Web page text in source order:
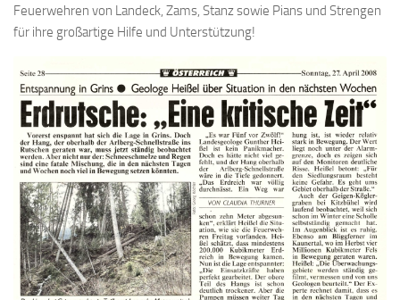
Feuerwehren von Landeck, Zams, Stanz sowie Pians und Strengen
für ihre großartige Hilfe und Unterstützung!